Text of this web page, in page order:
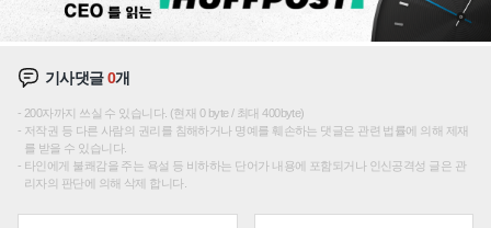
기사댓글0개
200자까지 쓰실 수 있습니다. (현재 0 byte / 최대 400byte)
저작권 등 다른 사람의 권리를 침해하거나 명예를 훼손하는 댓글은 관련 법률에 의해 제재
를 받을 수 있습니다.
타인에게 불쾌감을 주는 욕설 등 비하하는 단어가 내용에 포함되거나 인신공격성 글은 관
리자의 판단에 의해 삭제 합니다.